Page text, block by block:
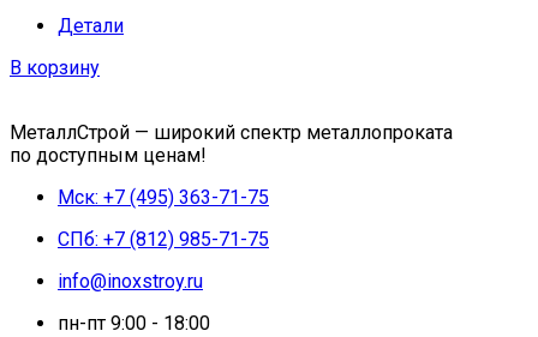
Детали
В корзину
МеталлСтрой — широкий спектр металлопроката
по доступным ценам!
Мск: +7 (495) 363-71-75
СПб: +7 (812) 985-71-75
info@inoxstroy.ru
пн-пт 9:00 - 18:00